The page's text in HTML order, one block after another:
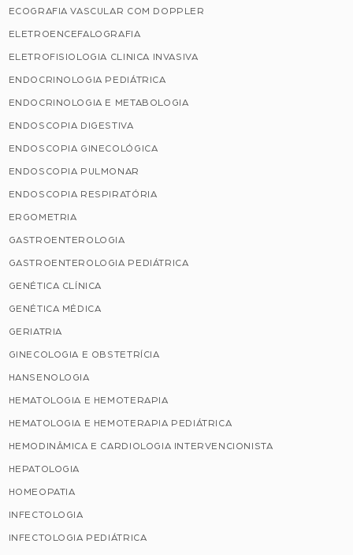
ECOGRAFIA VASCULAR COM DOPPLER
ELETROENCEFALOGRAFIA
ELETROFISIOLOGIA CLINICA INVASIVA
ENDOCRINOLOGIA PEDIÁTRICA
ENDOCRINOLOGIA E METABOLOGIA
ENDOSCOPIA DIGESTIVA
ENDOSCOPIA GINECOLÓGICA
ENDOSCOPIA PULMONAR
ENDOSCOPIA RESPIRATÓRIA
ERGOMETRIA
GASTROENTEROLOGIA
GASTROENTEROLOGIA PEDIÁTRICA
GENÉTICA CLÍNICA
GENÉTICA MÉDICA
GERIATRIA
GINECOLOGIA E OBSTETRÍCIA
HANSENOLOGIA
HEMATOLOGIA E HEMOTERAPIA
HEMATOLOGIA E HEMOTERAPIA PEDIÁTRICA
HEMODINÂMICA E CARDIOLOGIA INTERVENCIONISTA
HEPATOLOGIA
HOMEOPATIA
INFECTOLOGIA
INFECTOLOGIA PEDIÁTRICA